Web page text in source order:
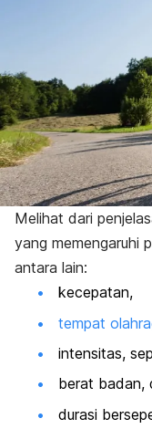
Melihat dari
yang memengaruhi
antara lain:
kecepatan,
tempat
intensitas,
berat badan,
durasi